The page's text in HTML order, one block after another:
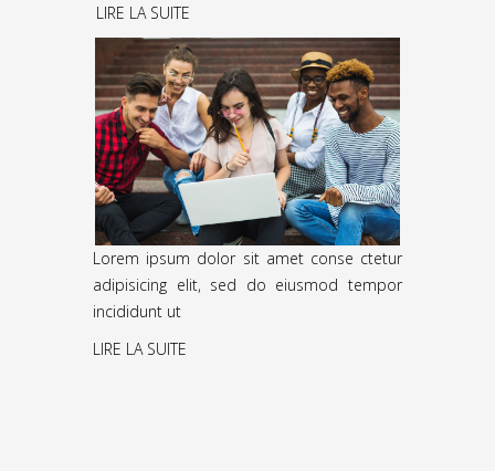
LIRE LA SUITE
Lorem ipsum dolor sit amet conse ctetur
adipisicing elit, sed do eiusmod tempor
incididunt ut
LIRE LA SUITE